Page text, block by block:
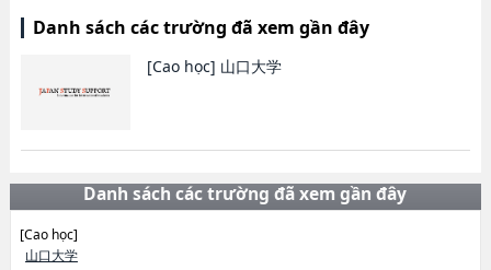
Danh sách các trường đã xem gần đây
[Cao học] 山口大学
Danh sách các trường đã xem gần đây
[Cao học]
山口大学